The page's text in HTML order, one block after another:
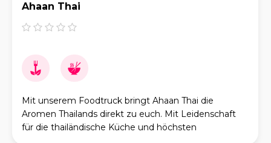
Ahaan Thai
Mit unserem Foodtruck bringt Ahaan Thai die
Aromen Thailands direkt zu euch. Mit Leidenschaft
für die thailändische Küche und höchsten